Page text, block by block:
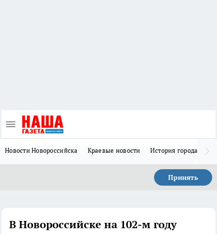
Новости Новороссийска Краевые новости История города Н
Принять
В Новороссийске на 102-м году